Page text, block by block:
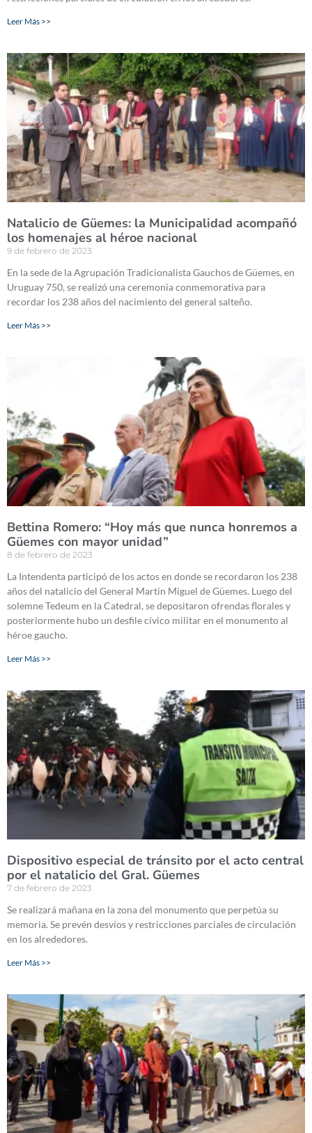
Leer Más >>
Natalicio de Güemes: la Municipalidad acompañó
los homenajes al héroe nacional
9 de febrero de 2023
En la sede de la Agrupación Tradicionalista Gauchos de Güemes, en
Uruguay 750, se realizó una ceremonia conmemorativa para
recordar los 238 años del nacimiento del general salteño.
Leer Más >>
Bettina Romero: “Hoy más que nunca honremos a
Güemes con mayor unidad”
8 de febrero de 2023
La Intendenta participó de los actos en donde se recordaron los 238
años del natalicio del General Martín Miguel de Güemes. Luego del
solemne Tedeum en la Catedral, se depositaron ofrendas florales y
posteriormente hubo un desfile cívico militar en el monumento al
héroe gaucho.
Leer Más >>
Dispositivo especial de tránsito por el acto central
por el natalicio del Gral. Güemes
7 de febrero de 2023
Se realizará mañana en la zona del monumento que perpetúa su
memoria. Se prevén desvíos y restricciones parciales de circulación
en los alrededores.
Leer Más >>